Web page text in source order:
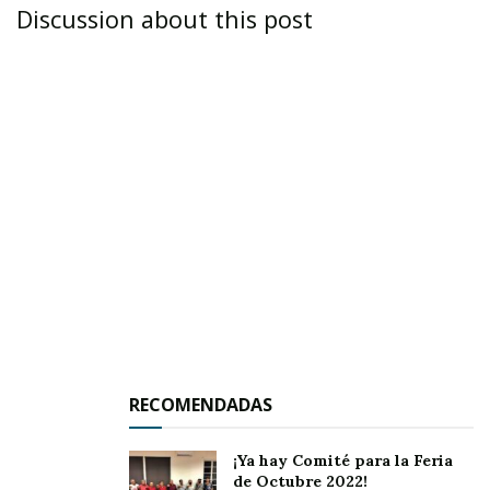
advertido el Yeri: “Remójate tres horas en cloro,
quien quita y ahora sí te toque una televisión”.
¡Nada!, el viaje a Tepic otra vez fue infructuoso
Discussion about this post
RECOMENDADAS
¡Ya hay Comité para la Feria
de Octubre 2022!